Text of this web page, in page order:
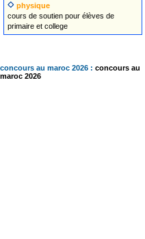
physique
cours de soutien pour élèves de
primaire et college
concours au maroc 2026 : concours au
maroc 2026